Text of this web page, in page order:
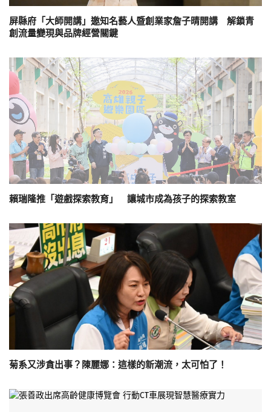
屏縣府「大師開講」邀知名藝人暨創業家詹子晴開講 解鎖青
創流量變現與品牌經營關鍵
賴瑞隆推「遊戲探索教育」 讓城市成為孩子的探索教室
菊系又涉貪出事？陳麗娜：這樣的新潮流，太可怕了！